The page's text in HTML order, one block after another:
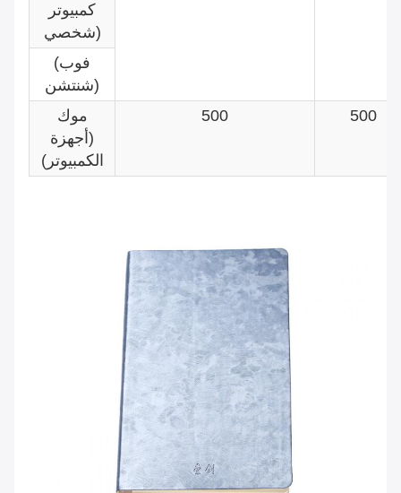
كمبيوتر
شخصي)
(فوب
شنتشن)
موك
(أجهزة
الكمبيوتر)
500 500